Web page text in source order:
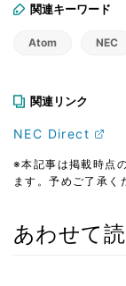
関連キーワード
Atom NEC
関連リンク
NEC Direct
※本記事は掲載時点
ます。予めご了承く
あわせて